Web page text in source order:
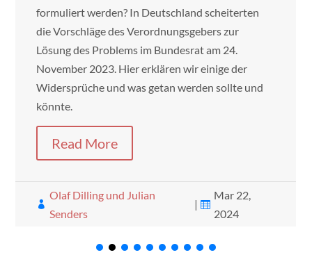
formuliert werden? In Deutschland scheiterten
die Vorschläge des Verordnungsgebers zur
Lösung des Problems im Bundesrat am 24.
November 2023. Hier erklären wir einige der
Widersprüche und was getan werden sollte und
könnte.
Read More

Olaf Dilling und Julian
Senders
| 
Mar 22,
2024